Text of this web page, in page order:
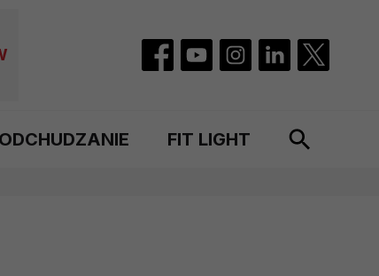
ODCHUDZANIE FIT LIGHT